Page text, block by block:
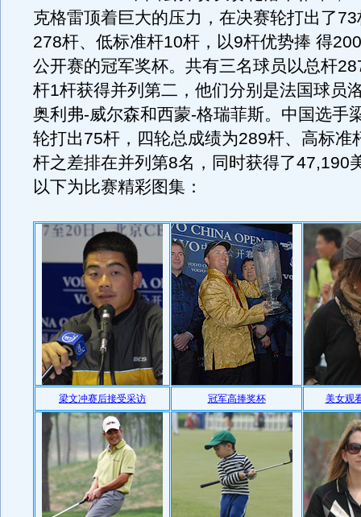
克格雷顶着巨大的压力，在决赛轮打出了
278杆、低标准杆10杆，以9杆优势捧 得
公开赛的冠军奖杯。共有三名球员以总杆
杆1杆获得并列第二，他们分别是法国球员
奥利弗-威尔森和西蒙-格瑞菲斯。中国选手
轮打出75杆，四轮总成绩为289杆、高标准
杆之差排在并列第8名，同时获得了47,190
以下为比赛精彩图集：
梁文冲赛后接受采访 冠军高捧奖杯 美女观